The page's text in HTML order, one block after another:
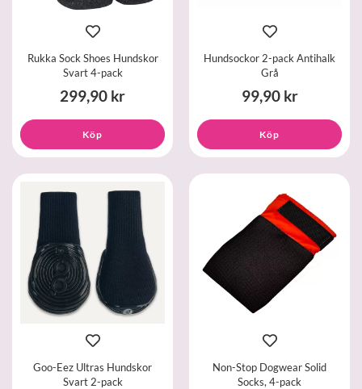
Rukka Sock Shoes Hundskor
Svart 4-pack
299,90 kr
Köp
Hundsockor 2-pack Antihalk
Grå
99,90 kr
Köp
Goo-Eez Ultras Hundskor
Svart 2-pack
Non-Stop Dogwear Solid
Socks, 4-pack